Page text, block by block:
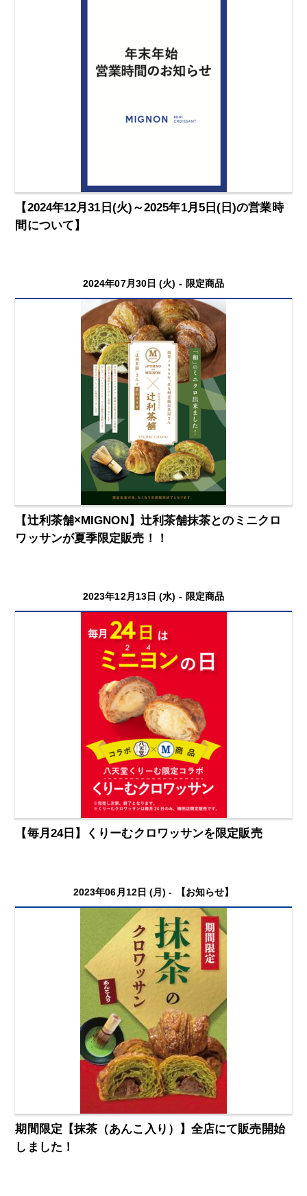
【2024年12月31日(火)～2025年1月5日(日)の営業時
間について】
2024年07月30日 (火) - 限定商品
【辻利茶舗×MIGNON】辻利茶舗抹茶とのミニクロ
ワッサンが夏季限定販売！！
2023年12月13日 (水) - 限定商品
【毎月24日】くりーむクロワッサンを限定販売
2023年06月12日 (月) - 【お知らせ】
期間限定【抹茶（あんこ入り）】全店にて販売開始
しました！